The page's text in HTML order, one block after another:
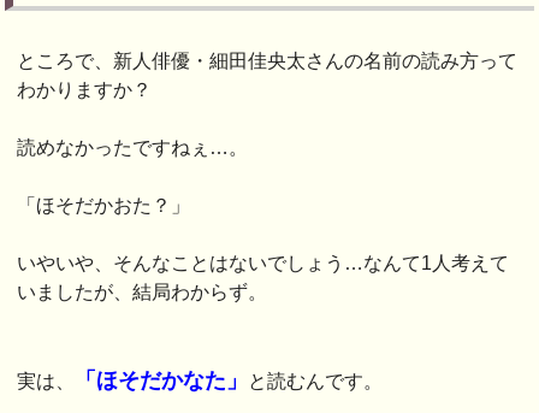
ところで、新人俳優・細田佳央太さんの名前の読み方って
わかりますか？
読めなかったですねぇ…。
「ほそだかおた？」
いやいや、そんなことはないでしょう…なんて1人考えて
いましたが、結局わからず。
実は、 「ほそだかなた」 と読むんです。